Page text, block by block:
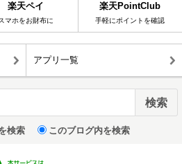
楽天ペイ
マホをお財布に
楽天PointClub
手軽にポイントを確認
アプリ一覧
検索 このブログ内を検索